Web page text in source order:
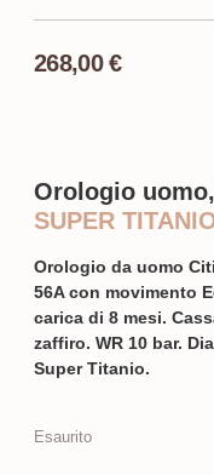
268,00€
Orologio
SUPER
Orologio da uomo
56A con movimento
carica di 8 mesi.
zaffiro. WR 10 bar.
Super Titanio.
Esaurito